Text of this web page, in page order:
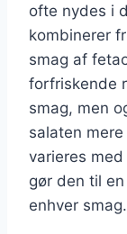
ofte nydes i
kombinerer
smag af
forfriskende
smag, men
salaten
varieres
gør den til
enhver smag.